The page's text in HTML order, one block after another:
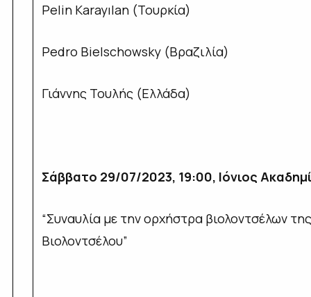
Pelin Karayılan (Τουρκία)
Pedro Bielschowsky (Βραζιλία)
Γιάννης Τουλής (Ελλάδα)
Σάββατο 29/07/2023, 19:00, Ιόνιος
“Συναυλία με την ορχήστρα βιολοντσέλων
Βιολοντσέλου”